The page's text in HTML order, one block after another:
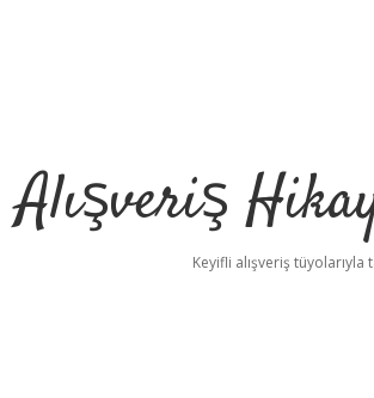
Alışveriş
Keyifli alışveriş tüyolarıyla